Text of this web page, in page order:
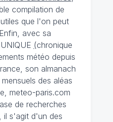
compilation de
que l'on peut
avec sa
(chronique
météo depuis
son almanach
des aléas
meteo-paris.com
de recherches
il s'agit d'un des